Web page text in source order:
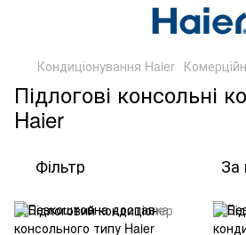
Кондиціонування Haier
Підлогові консольні
Haier
Фільтр За